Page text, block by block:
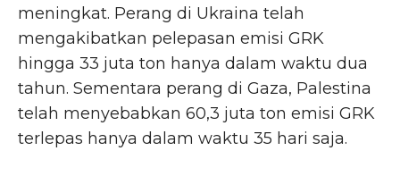
meningkat. Perang di Ukraina telah
mengakibatkan pelepasan emisi GRK
hingga 33 juta ton hanya dalam waktu dua
tahun. Sementara perang di Gaza, Palestina
telah menyebabkan 60,3 juta ton emisi GRK
terlepas hanya dalam waktu 35 hari saja.